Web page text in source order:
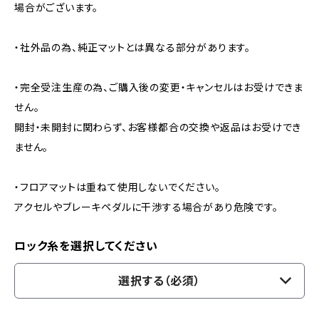
場合がございます。
・社外品の為、純正マットとは異なる部分があります。
・完全受注生産の為、ご購入後の変更・キャンセルはお受けできま
せん。
開封・未開封に関わらず、お客様都合の交換や返品はお受けでき
ません。
・フロアマットは重ねて使用しないでください。
アクセルやブレーキペダルに干渉する場合があり危険です。
ロック糸を選択してください
選択する（必須）